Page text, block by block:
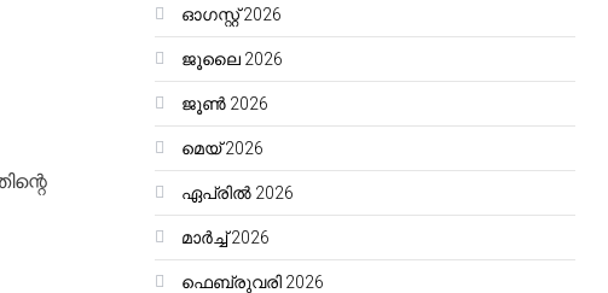
ഓഗസ്റ്റ്‌ 2026
ജൂലൈ 2026
ജൂൺ 2026
മെയ്‌ 2026
ഏപ്രിൽ 2026
മാർച്ച്‌ 2026
ഫെബ്രുവരി 2026